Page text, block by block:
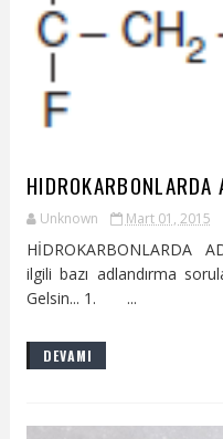
HIDROKARBONLARDA
Unknown Mart 01, 2015
HİDROKARBONLARDA
ilgili bazı adlandırma
Gelsin... 1. ...
DEVAMI